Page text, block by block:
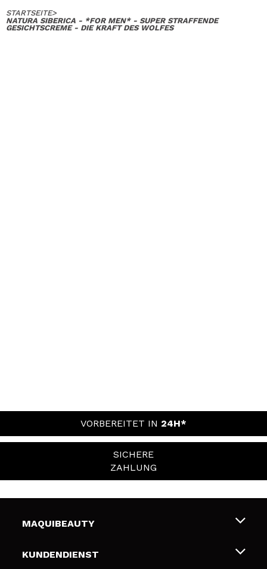
STARTSEITE>
NATURA SIBERICA - *FOR MEN* - SUPER STRAFFENDE
GESICHTSCREME - DIE KRAFT DES WOLFES
VORBEREITET IN 24H*
SICHERE
ZAHLUNG
MAQUIBEAUTY
Über uns
KUNDENDIENST